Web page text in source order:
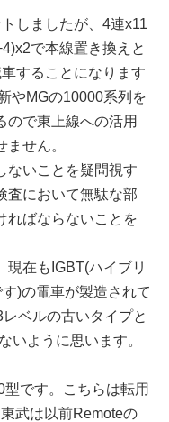
しましたが、4連x11
で本線置き換えと
することになります
やMGの10000系列を
ので東上線への活用
せん。
ないことを疑問視す
査において無駄な部
ればならないことを
現在もIGBT(ハイブリ
)の電車が製造されて
ベルの古いタイプと
いように思います。
です。こちらは転用
武は以前Remoteの